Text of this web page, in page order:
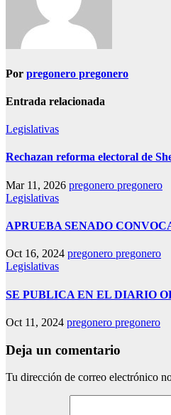
Por pregonero pregonero
Entrada relacionada
Legislativas
Rechazan reforma electoral de
Mar 11, 2026 pregonero pregonero
Legislativas
APRUEBA SENADO
Oct 16, 2024 pregonero pregonero
Legislativas
SE PUBLICA EN EL DIARIO
Oct 11, 2024 pregonero pregonero
Deja un comentario
Tu dirección de correo electrónico